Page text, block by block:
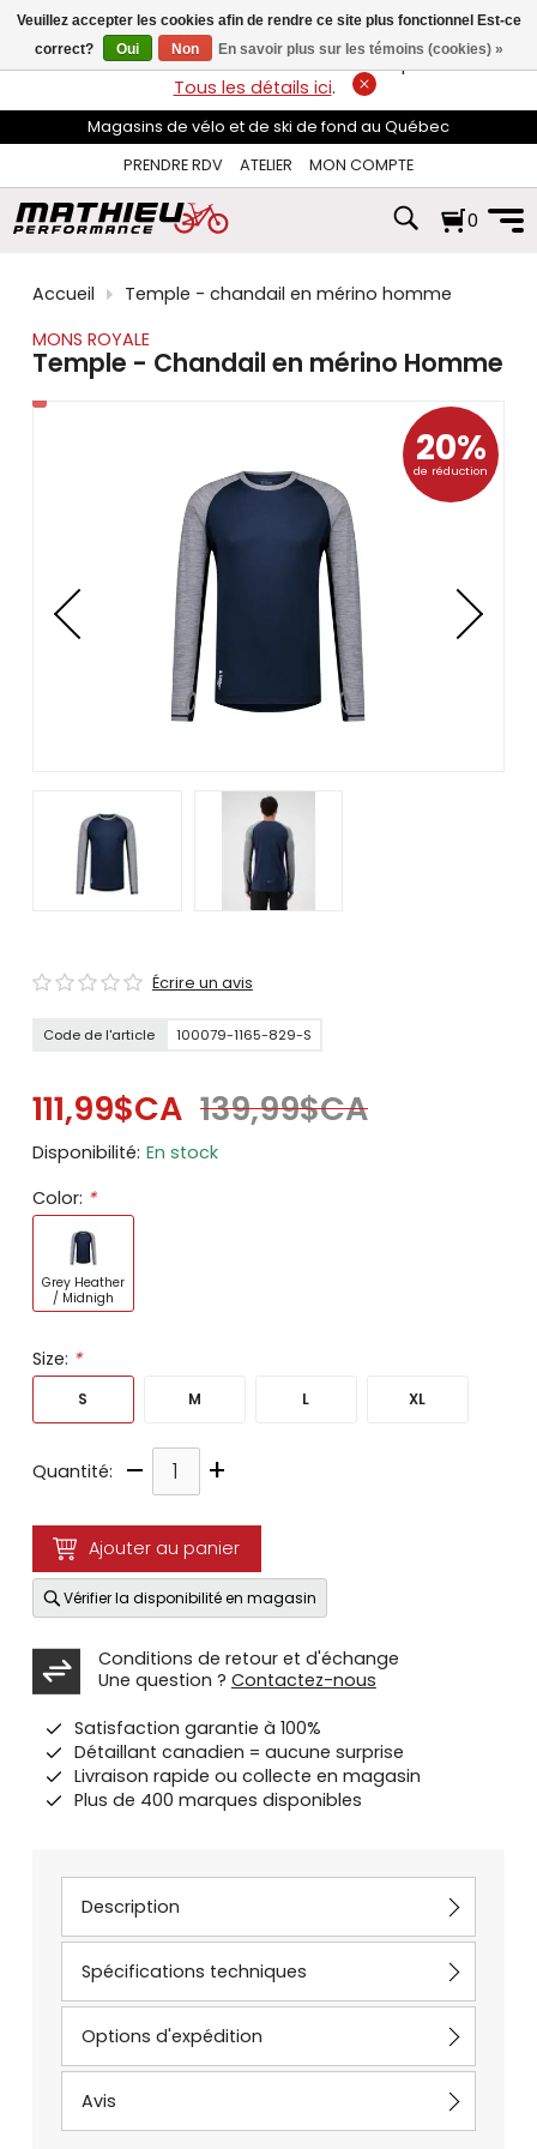
flèches
haut
et
pour
sélectionner
disponible.
Appuyez
pour
au
résultat
de
de
tels
LIVRAISON GRATUITEsur les commandes de plus de 74$*.
Tous les détails ici.
Magasins de vélo et de ski de fond au Québec
PRENDRE RDV
ATELIER MON COMPTE
0
Accueil
Temple - chandail en mérino homme
MONS ROYALE
Temple - Chandail en mérino Homme
20%
de réduction
Écrire un avis
Code de l'article 100079-1165-829-S
111,99$CA 139,99$CA
Disponibilité: En stock
Color: *
Grey Heather
/ Midnigh
Size: *
S M L XL
Quantité: – +
Ajouter au panier
Vérifier la disponibilité en magasin
Conditions de retour et d'échange
Une question ? Contactez-nous
Satisfaction garantie à 100%
Détaillant canadien = aucune surprise
Livraison rapide ou collecte en magasin
Plus de 400 marques disponibles
Description
Spécifications techniques
Options d'expédition
Avis
Veuillez accepter les cookies afin de rendre ce site plus fonctionnel Est-ce
correct?
Oui Non En savoir plus sur les témoins (cookies) »